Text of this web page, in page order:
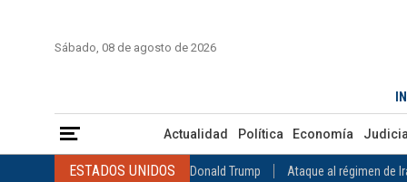
Sábado, 08 de agosto de 2026
Actualidad Política Economía Judicial
ESTADOS UNIDOS Donald Trump Ataque al régimen de
ESTADOS UNIDOS
INTERNACIONAL Raúl Castro José Luis Rodríguez Zapatero
COLOMBIA Elecciones Presidenciales en Colombia Gustavo